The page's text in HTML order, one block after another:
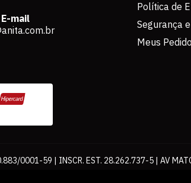
mail
Política de
Segurança
Meus
0001-59 | INSCR. EST. 28.262.737-5 | AV